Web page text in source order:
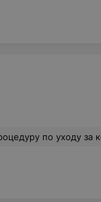
индивидуально. Косметолог сначала провела диагностику кожи, затем сделала увлажняющий маску и лёгкий массаж лица. Пока мастер проводила процедуры